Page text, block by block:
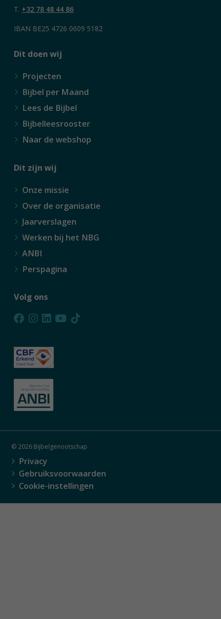
T. +32 78 48 44 86
IBAN BE25 4726 0609 5182
Dit doen wij
Projecten
Bijbel per Maand
Lees de Bijbel
Bijbelleesrooster
Naar de webshop
Dit zijn wij
Onze missie
Over de organisatie
Jaarverslagen
Werken bij het NBG
ANBI
Perspagina
Volg ons
© 2026 Bijbelgenootschap
Privacy
Gebruiksvoorwaarden
Cookie-instellingen